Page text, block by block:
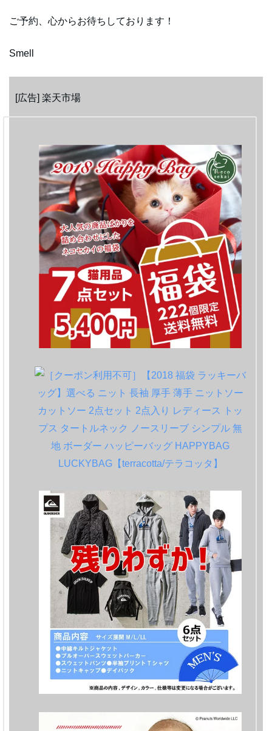
ご予約、心からお待ちしております！
Smell
[広告] 楽天市場